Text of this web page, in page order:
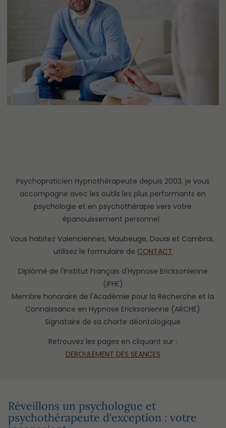
Psychopraticien Hypnothérapeute depuis 2003, je vous
accompagne avec les outils les plus performants en
psychologie et en psychothérapie vers votre
épanouissement personnel.
Vous habitez Valenciennes, Maubeuge, Douai et Cambrai,
utilisez le formulaire de CONTACT
Diplômé de l'Institut Français d'Hypnose Ericksonienne
(IFHE)
Membre honoraire de l'Académie pour la Recherche et la
Connaissance en Hypnose Ericksonienne (ARCHE)
Signataire de sa charte déontologique
Retrouvez les pages en cliquant sur :
DEROULEMENT DES SEANCES
Réveillons un psychologue et
psychothérapeute d'exception : votre